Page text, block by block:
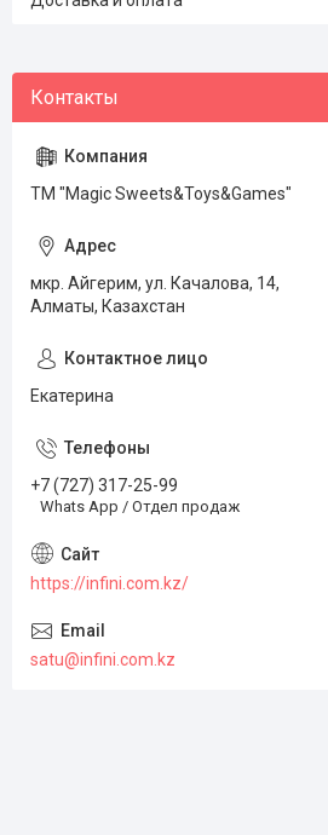
ТМ "Magic Sweets&Toys&Games"
мкр. Айгерим, ул. Качалова, 14,
Алматы, Казахстан
Екатерина
+7 (727) 317-25-99
Whats App / Отдел продаж
https://infini.com.kz/
satu@infini.com.kz